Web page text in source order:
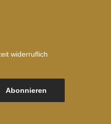
widerruflich
Abonnieren